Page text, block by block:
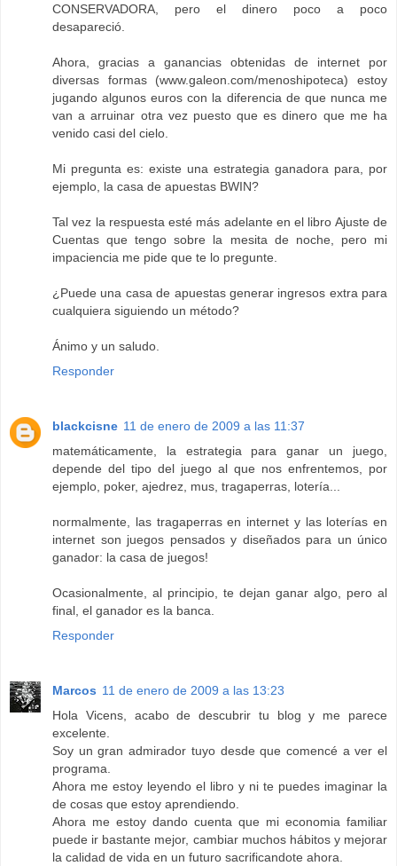
CONSERVADORA, pero el dinero poco a poco
desapareció.
Ahora, gracias a ganancias obtenidas de internet por
diversas formas (www.galeon.com/menoshipoteca) estoy
jugando algunos euros con la diferencia de que nunca me
van a arruinar otra vez puesto que es dinero que me ha
venido casi del cielo.
Mi pregunta es: existe una estrategia ganadora para, por
ejemplo, la casa de apuestas BWIN?
Tal vez la respuesta esté más adelante en el libro Ajuste de
Cuentas que tengo sobre la mesita de noche, pero mi
impaciencia me pide que te lo pregunte.
¿Puede una casa de apuestas generar ingresos extra para
cualquiera siguiendo un método?
Ánimo y un saludo.
Responder
blackcisne 11 de enero de 2009 a las 11:37
matemáticamente, la estrategia para ganar un juego,
depende del tipo del juego al que nos enfrentemos, por
ejemplo, poker, ajedrez, mus, tragaperras, lotería...
normalmente, las tragaperras en internet y las loterías en
internet son juegos pensados y diseñados para un único
ganador: la casa de juegos!
Ocasionalmente, al principio, te dejan ganar algo, pero al
final, el ganador es la banca.
Responder
Marcos 11 de enero de 2009 a las 13:23
Hola Vicens, acabo de descubrir tu blog y me parece
excelente.
Soy un gran admirador tuyo desde que comencé a ver el
programa.
Ahora me estoy leyendo el libro y ni te puedes imaginar la
de cosas que estoy aprendiendo.
Ahora me estoy dando cuenta que mi economia familiar
puede ir bastante mejor, cambiar muchos hábitos y mejorar
la calidad de vida en un futuro sacrificandote ahora.